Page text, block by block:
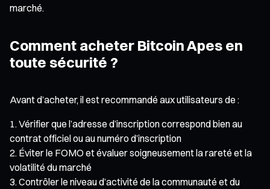
marché.
Comment acheter Bitcoin Apes en
toute sécurité ?
Avant d’acheter, il est recommandé aux utilisateurs de :
Vérifier que l’adresse d’inscription correspond bien au
contrat officiel ou au numéro d’inscription
Éviter le FOMO et évaluer soigneusement la rareté et la
volatilité du marché
Contrôler le niveau d’activité de la communauté et du